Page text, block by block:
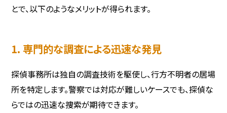
とで、以下のようなメリットが得られます。
1. 専門的な調査による迅速な発見
探偵事務所は独自の調査技術を駆使し、行方不明者の居場
所を特定します。警察では対応が難しいケースでも、探偵な
らではの迅速な捜索が期待できます。